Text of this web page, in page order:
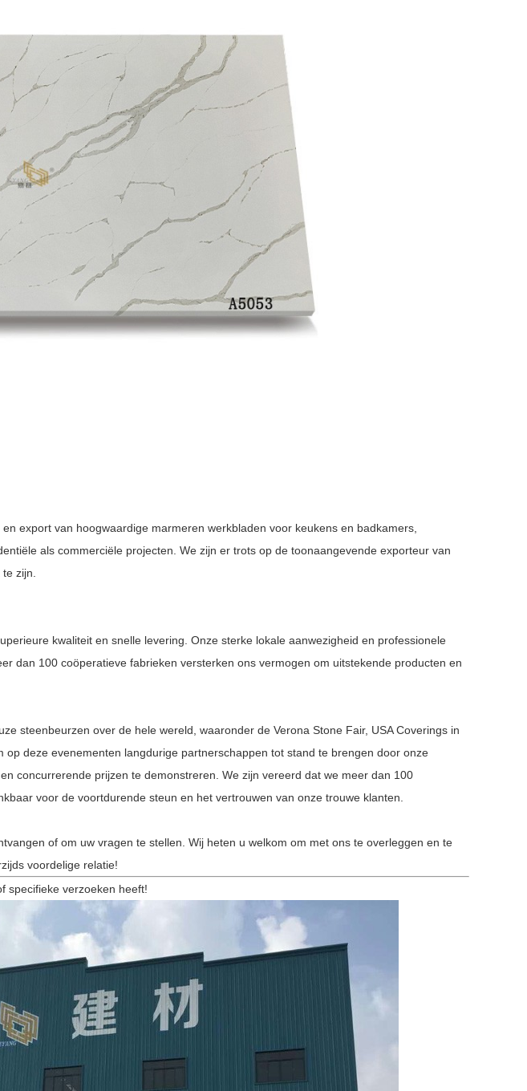
export van hoogwaardige marmeren werkbladen voor keukens en badkamers,
als commerciële projecten. We zijn er trots op de toonaangevende exporteur van
zijn.
kwaliteit en snelle levering. Onze sterke lokale aanwezigheid en professionele
dan 100 coöperatieve fabrieken versterken ons vermogen om uitstekende producten en
steenbeurzen over de hele wereld, waaronder de Verona Stone Fair, USA Coverings in
op deze evenementen langdurige partnerschappen tot stand te brengen door onze
concurrerende prijzen te demonstreren. We zijn vereerd dat we meer dan 100
voor de voortdurende steun en het vertrouwen van onze trouwe klanten.
of om uw vragen te stellen. Wij heten u welkom om met ons te overleggen en te
voordelige relatie!
specifieke verzoeken heeft!